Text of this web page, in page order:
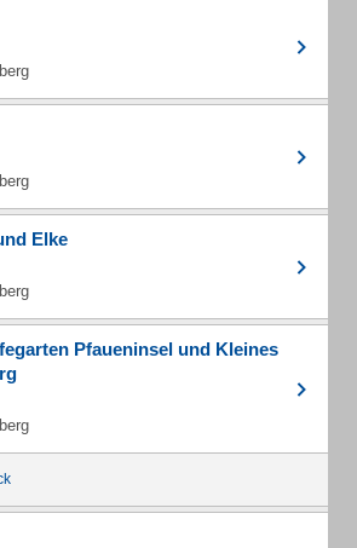
Elke
Pfaueninsel und Kleines